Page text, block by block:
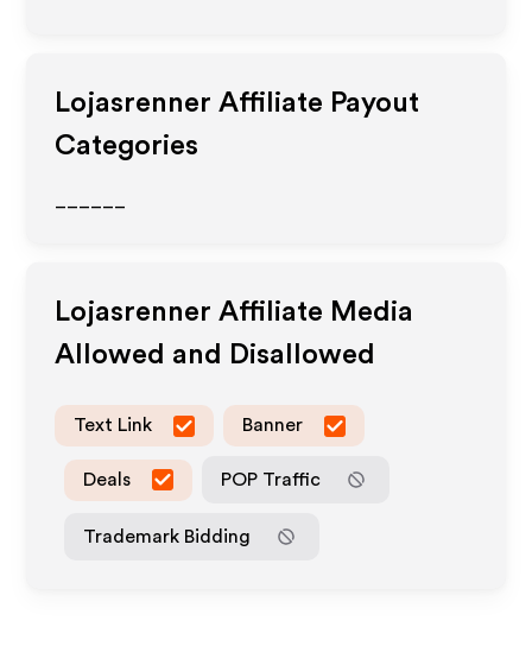
Lojasrenner Affiliate Payout
Categories
Lojasrenner Affiliate Media
Allowed and Disallowed
Text Link Banner
Deals POP Traffic
Trademark Bidding